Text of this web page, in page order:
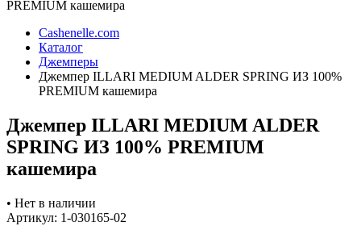
Cashenelle.com
Каталог
Джемперы
Джемпер ILLARI MEDIUM ALDER SPRING ИЗ 100%
PREMIUM кашемира
Джемпер ILLARI MEDIUM ALDER
SPRING ИЗ 100% PREMIUM
кашемира
• Нет в наличии
Артикул: 1-030165-02